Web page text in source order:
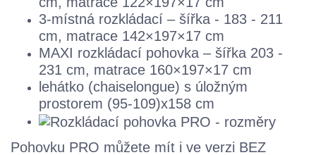
3-místná rozkládací – šířka - 183 - 211
cm, matrace 142×197×17 cm
MAXI rozkládací pohovka – šířka 203 -
231 cm, matrace 160×197×17 cm
lehátko (chaiselongue) s úložným
prostorem (95-109)x158 cm
Pohovku PRO můžete mít i ve verzi BEZ